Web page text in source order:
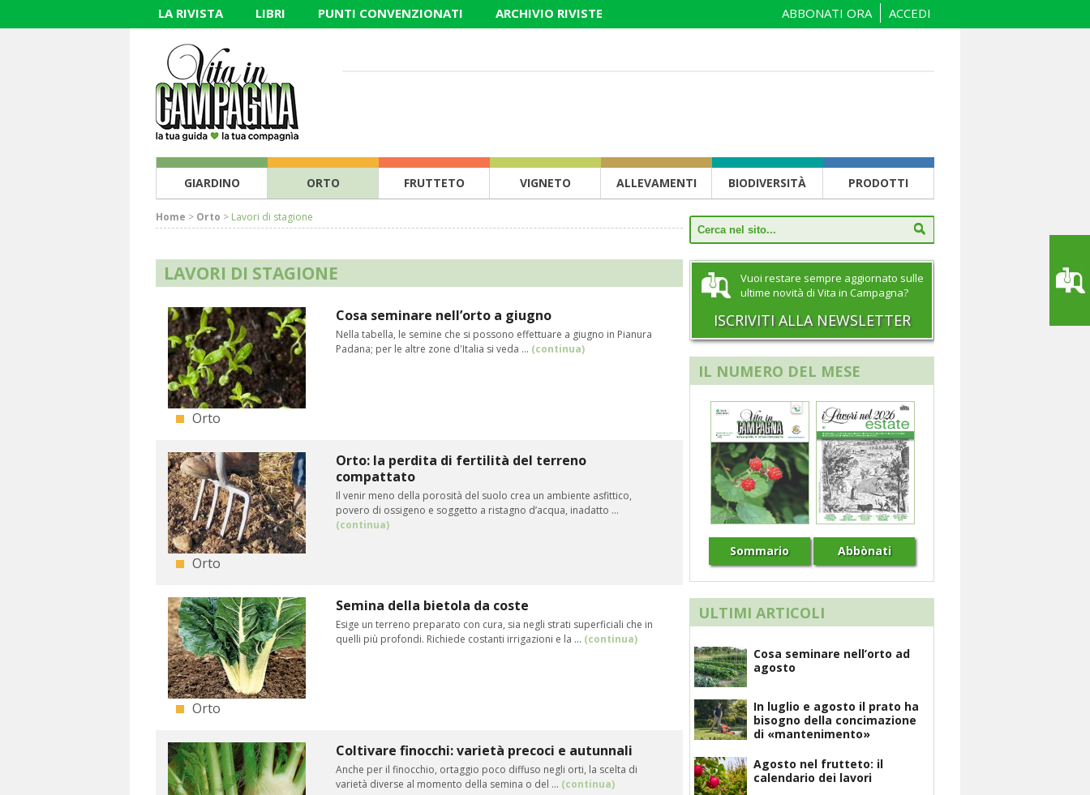
LA RIVISTA LIBRI PUNTI CONVENZIONATI ARCHIVIO RIVISTE ACCEDI
ABBONATI ORA
GIARDINO ORTO FRUTTETO VIGNETO ALLEVAMENTI BIODIVERSITÀ PRODOTTI
Home > Orto > Lavori di stagione
LAVORI DI STAGIONE
Orto
Cosa seminare nell’orto a giugno
Nella tabella, le semine che si possono effettuare a giugno in Pianura
Padana; per le altre zone d'Italia si veda ... (continua)
Orto
Orto: la perdita di fertilità del terreno
compattato
Il venir meno della porosità del suolo crea un ambiente asfittico,
povero di ossigeno e soggetto a ristagno d’acqua, inadatto ...
(continua)
Orto
Semina della bietola da coste
Esige un terreno preparato con cura, sia negli strati superficiali che in
quelli più profondi. Richiede costanti irrigazioni e la ... (continua)
Coltivare finocchi: varietà precoci e autunnali
Anche per il finocchio, ortaggio poco diffuso negli orti, la scelta di
varietà diverse al momento della semina o del ... (continua)
Vuoi restare sempre aggiornato sulle
ultime novità di Vita in Campagna?
ISCRIVITI ALLA NEWSLETTER
IL NUMERO DEL MESE
Sommario Abbònati
ULTIMI ARTICOLI
Cosa seminare nell’orto ad
agosto
In luglio e agosto il prato ha
bisogno della concimazione
di «mantenimento»
Agosto nel frutteto: il
calendario dei lavori